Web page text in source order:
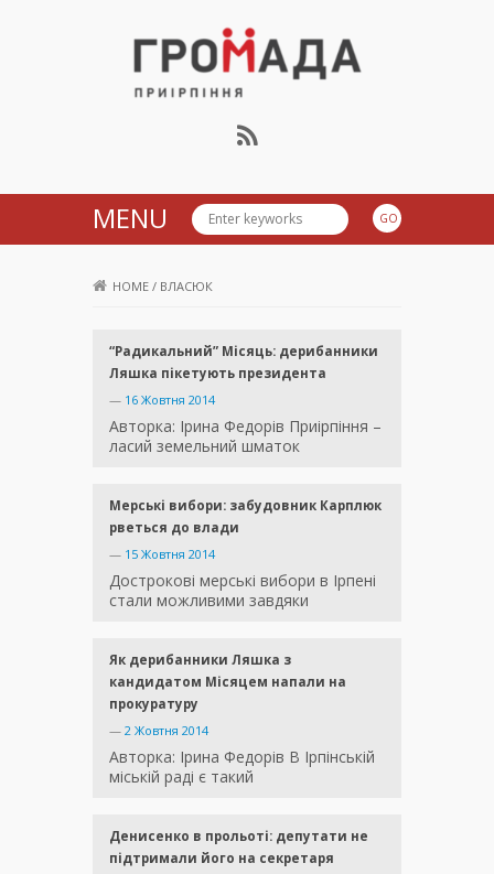
Громада Приірпіння
MENU
HOME / ВЛАСЮК
“Радикальний” Місяць: дерибанники
Ляшка пікетують президента
— 16 Жовтня 2014
Авторка: Ірина Федорів Приірпіння –
ласий земельний шматок
Мерські вибори: забудовник Карплюк
рветься до влади
— 15 Жовтня 2014
Дострокові мерські вибори в Ірпені
стали можливими завдяки
Як дерибанники Ляшка з
кандидатом Місяцем напали на
прокуратуру
— 2 Жовтня 2014
Авторка: Ірина Федорів В Ірпінській
міській раді є такий
Денисенко в прольоті: депутати не
підтримали його на секретаря